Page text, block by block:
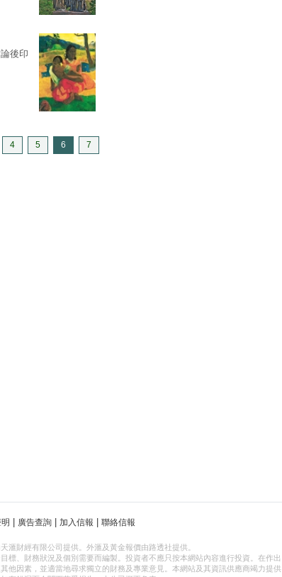
後印
4 5 6 7
廣告查詢 加入信報 聯絡信報
滙財經有限公司提供。外滙及黃金報價由路透社提供。
、財務狀況及個別需要而編製。投資者不應只按本網站內容進行投資。在作出
他因素，並適當地尋求獨立的財務及專業意見。本網站及其資訊供應商竭力提供